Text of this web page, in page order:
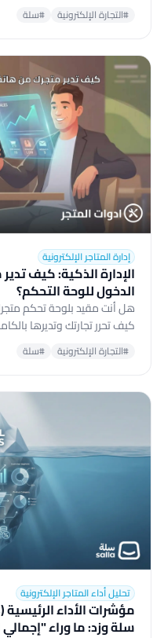
#التجارة الإلكترونية #سلة
إدارة المتاجر الإلكترونية
الإدارة الذكية: كيف
الدخول للوحة التحكم؟
هل أنت مقيد بلوحة تحكم
كيف تحرر تجارتك وتديرها
#التجارة الإلكترونية #سلة
تحليل أداء المتاجر الإلكترونية
سلة وزد: ما وراء